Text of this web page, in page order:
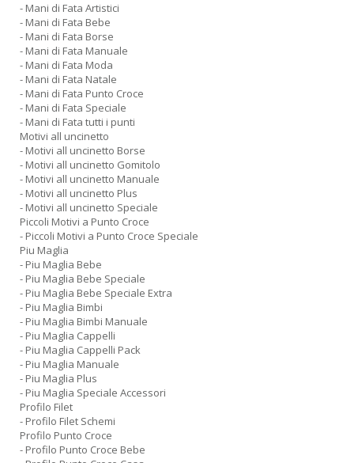
- Mani di Fata Artistici
- Mani di Fata Bebe
- Mani di Fata Borse
- Mani di Fata Manuale
- Mani di Fata Moda
- Mani di Fata Natale
- Mani di Fata Punto Croce
- Mani di Fata Speciale
- Mani di Fata tutti i punti
Motivi all uncinetto
- Motivi all uncinetto Borse
- Motivi all uncinetto Gomitolo
- Motivi all uncinetto Manuale
- Motivi all uncinetto Plus
- Motivi all uncinetto Speciale
Piccoli Motivi a Punto Croce
- Piccoli Motivi a Punto Croce Speciale
Piu Maglia
- Piu Maglia Bebe
- Piu Maglia Bebe Speciale
- Piu Maglia Bebe Speciale Extra
- Piu Maglia Bimbi
- Piu Maglia Bimbi Manuale
- Piu Maglia Cappelli
- Piu Maglia Cappelli Pack
- Piu Maglia Manuale
- Piu Maglia Plus
- Piu Maglia Speciale Accessori
Profilo Filet
- Profilo Filet Schemi
Profilo Punto Croce
- Profilo Punto Croce Bebe